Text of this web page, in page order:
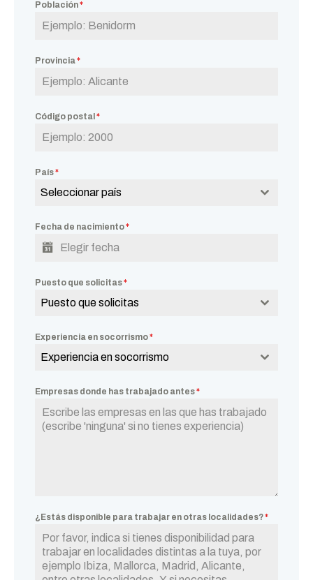
Población*
Provincia*
Código postal *
País*
Seleccionar país
Fecha de nacimiento*
Puesto que solicitas*
Puesto que solicitas
Experiencia en socorrismo*
Experiencia en socorrismo
Empresas donde has trabajado antes*
¿Estás disponible para trabajar en otras localidades?*